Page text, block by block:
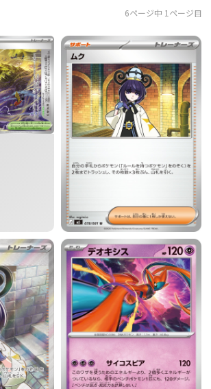
0件選択中
0件選択中
6ページ中 1 ページ目